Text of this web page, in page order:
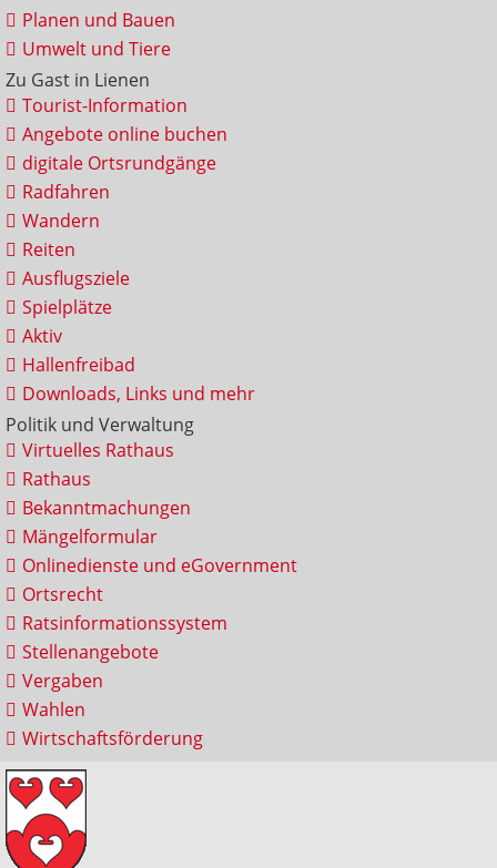
Planen und Bauen
Umwelt und Tiere
Zu Gast in Lienen
Tourist-Information
Angebote online buchen
digitale Ortsrundgänge
Radfahren
Wandern
Reiten
Ausflugsziele
Spielplätze
Aktiv
Hallenfreibad
Downloads, Links und mehr
Politik und Verwaltung
Virtuelles Rathaus
Rathaus
Bekanntmachungen
Mängelformular
Onlinedienste und eGovernment
Ortsrecht
Ratsinformationssystem
Stellenangebote
Vergaben
Wahlen
Wirtschaftsförderung